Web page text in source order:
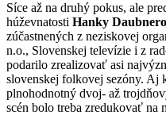
Síce až na druhý pokus, ale
húževnatosti Hanky
zúčastnených z neziskovej
n.o., Slovenskej televízie i z
podarilo zrealizovať asi
slovenskej folkovej sezóny. Aj
plnohodnotný dvoj- až
scén bolo treba zredukovať na